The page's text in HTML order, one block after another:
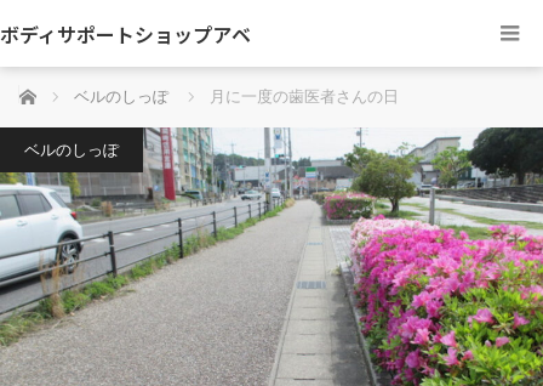
ボディサポートショップアベ
ホーム ベルのしっぽ 月に一度の歯医者さんの日
ベルのしっぽ